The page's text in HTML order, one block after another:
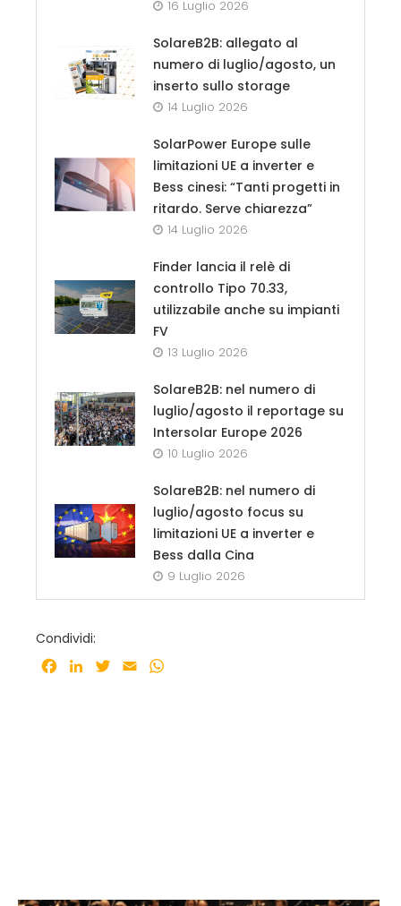
16 Luglio 2026
SolareB2B: allegato al
numero di luglio/agosto, un
inserto sullo storage
14 Luglio 2026
SolarPower Europe sulle
limitazioni UE a inverter e
Bess cinesi: “Tanti progetti in
ritardo. Serve chiarezza”
14 Luglio 2026
Finder lancia il relè di
controllo Tipo 70.33,
utilizzabile anche su impianti
FV
13 Luglio 2026
SolareB2B: nel numero di
luglio/agosto il reportage su
Intersolar Europe 2026
10 Luglio 2026
SolareB2B: nel numero di
luglio/agosto focus su
limitazioni UE a inverter e
Bess dalla Cina
9 Luglio 2026
Condividi:
Facebook
LinkedInTwitter
Email